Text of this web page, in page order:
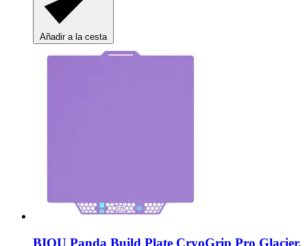
Añadir a la cesta
BIQU Panda Build Plate CryoGrip Pro Glacier,